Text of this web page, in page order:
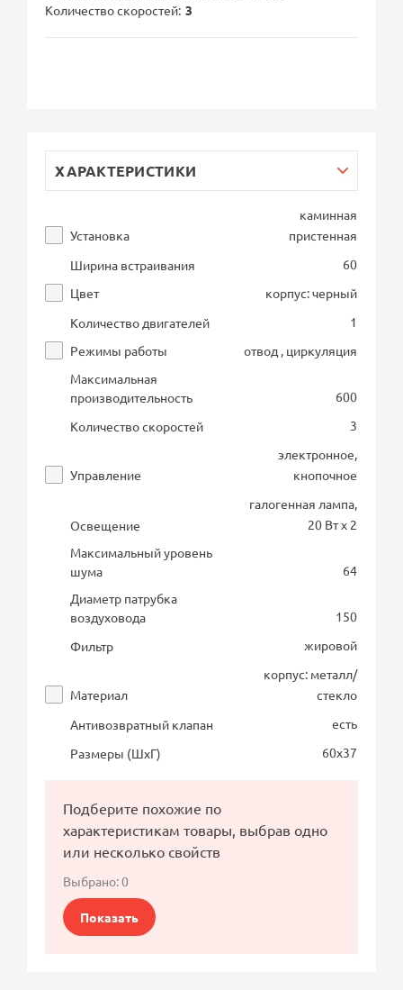
Количество скоростей 3
ХАРАКТЕРИСТИКИ
Установка
каминная
пристенная
Ширина встраивания
60
Цвет
корпус: черный
Количество двигателей
1
Режимы работы
отвод , циркуляция
Максимальная
производительность
600
Количество скоростей
3
Управление
электронное,
кнопочное
Освещение
галогенная лампа,
20 Вт х 2
Максимальный уровень
шума
64
Диаметр патрубка
воздуховода
150
Фильтр
жировой
Материал
корпус: металл/
стекло
Антивозвратный клапан
есть
Размеры (ШхГ)
60х37
Подберите похожие по
характеристикам товары, выбрав одно
или несколько свойств
Выбрано:0
Показать